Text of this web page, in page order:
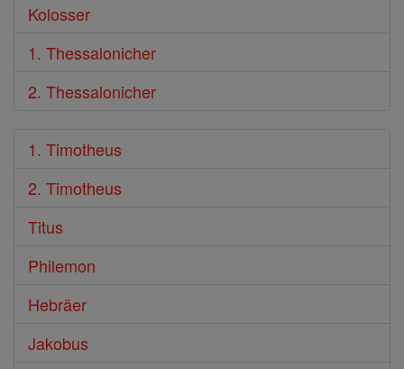
Kolosser
1. Thessalonicher
2. Thessalonicher
1. Timotheus
2. Timotheus
Titus
Philemon
Hebräer
Jakobus